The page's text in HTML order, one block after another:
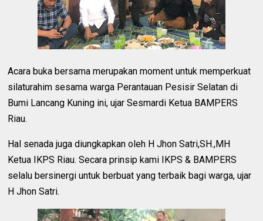
Acara buka bersama merupakan moment untuk memperkuat
silaturahim sesama warga Perantauan Pesisir Selatan di
Bumi Lancang Kuning ini, ujar Sesmardi Ketua BAMPERS
Riau.
Hal senada juga diungkapkan oleh H Jhon Satri,SH.,MH
Ketua IKPS Riau. Secara prinsip kami IKPS & BAMPERS
selalu bersinergi untuk berbuat yang terbaik bagi warga, ujar
H Jhon Satri.